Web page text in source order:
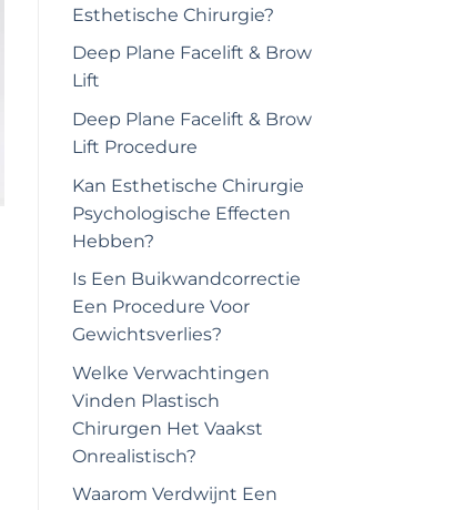
Esthetische Chirurgie?
Deep Plane Facelift & Brow
Lift
Deep Plane Facelift & Brow
Lift Procedure
Kan Esthetische Chirurgie
Psychologische Effecten
Hebben?
Is Een Buikwandcorrectie
Een Procedure Voor
Gewichtsverlies?
Welke Verwachtingen
Vinden Plastisch
Chirurgen Het Vaakst
Onrealistisch?
Waarom Verdwijnt Een